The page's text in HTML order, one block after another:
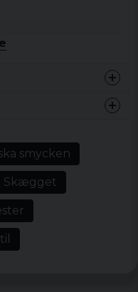
smycken
Skægget